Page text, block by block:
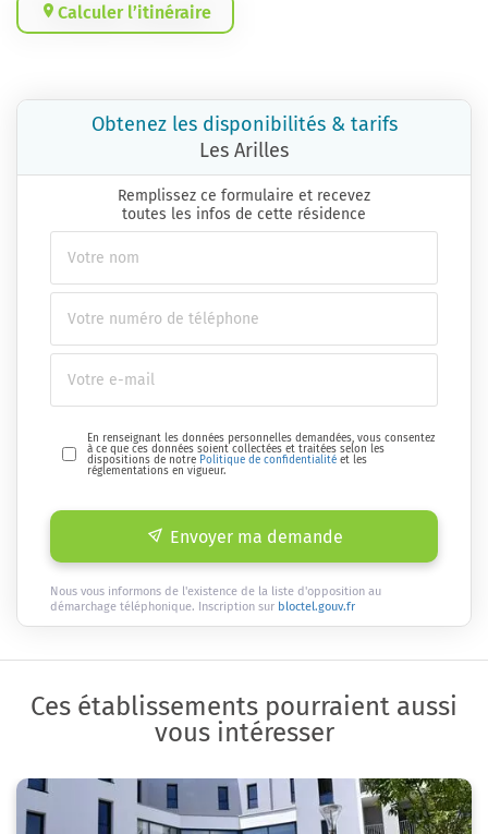
Calculer l’itinéraire
Obtenez les disponibilités & tarifs
Les Arilles
Remplissez ce formulaire et recevez
toutes les infos de cette résidence
En renseignant les données personnelles demandées, vous consentez
à ce que ces données soient collectées et traitées selon les
dispositions de notre Politique de confidentialité et les
réglementations en vigueur.
Envoyer ma demande
Nous vous informons de l'existence de la liste d'opposition au
démarchage téléphonique. Inscription sur bloctel.gouv.fr
Ces établissements pourraient aussi
vous intéresser